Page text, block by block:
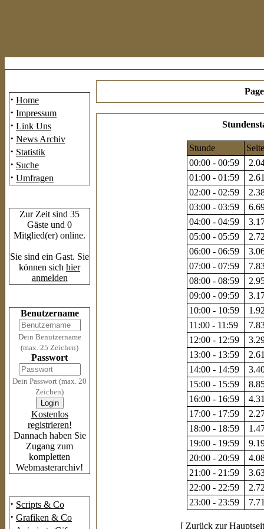
· Home
· Impressum
· Link Uns
· News Archiv
· Statistik
· Suche
· Umfragen
Zur Zeit sind 35
Gäste und 0
Mitglied(er) online.
Sie sind ein Gast. Sie
können sich hier
anmelden
Benutzername
Dein Benutzername
(max. 25 Zeichen)
Passwort
Dein Passwort (max. 20
Zeichen)
Kostenlos
registrieren!
Dannach haben Sie
Zugang zum
kompletten
Webmasterarchiv!
· Scripts & Co
· Grafiken & Co
Stunde
00:00 - 00:59
01:00 - 01:59
02:00 - 02:59
03:00 - 03:59
04:00 - 04:59
05:00 - 05:59
06:00 - 06:59
07:00 - 07:59
08:00 - 08:59
09:00 - 09:59
10:00 - 10:59
11:00 - 11:59
12:00 - 12:59
13:00 - 13:59
14:00 - 14:59
15:00 - 15:59
16:00 - 16:59
17:00 - 17:59
18:00 - 18:59
19:00 - 19:59
20:00 - 20:59
21:00 - 21:59
22:00 - 22:59
23:00 - 23:59
[ Zurück zur